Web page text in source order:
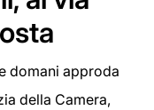
domani approda
della Camera,